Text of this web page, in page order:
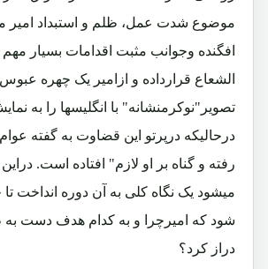
موضوع شدت عمل، ظلم و استبداد
افگنده وجوانب مثبت اقدامات بسیار
الشعاع قرارداده و ازامیر یک چهره
تصویر"نوکرمنشانه" با انگلیسها را به
درحالیکه درپرتو این قضاوت به گفته
رفته و گناه بر او لازم" افتاده است.
میشود یک نگاه کلی به آن دوره انداخت
شود که امیرچرا و به کدام هدف دست به
دراز کرد؟